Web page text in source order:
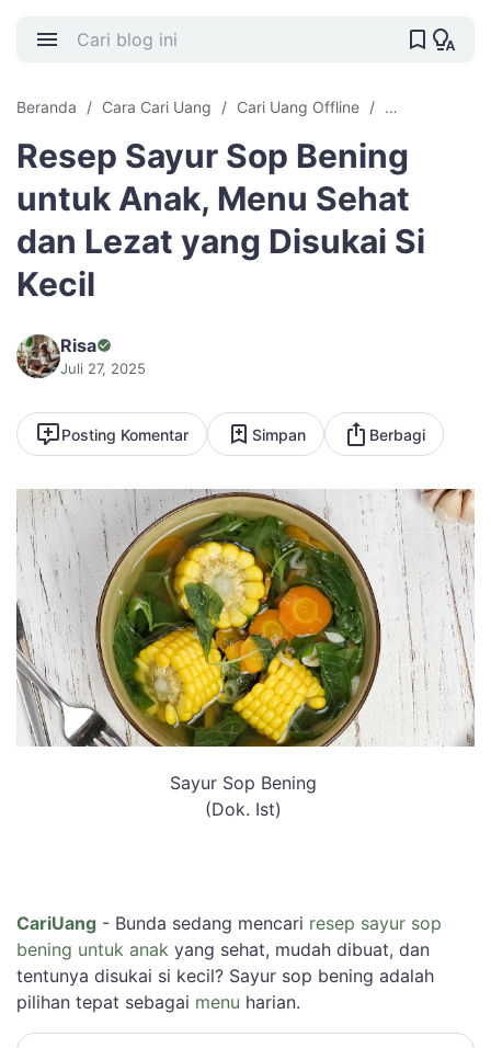
Beranda Cara Cari Uang Cari Uang Offline Resep Sayur
Resep Sayur Sop Bening
untuk Anak, Menu Sehat
dan Lezat yang Disukai Si
Kecil
Risa
Juli 27, 2025
Posting Komentar Simpan Berbagi
Sayur Sop Bening
(Dok. Ist)
CariUang - Bunda sedang mencari resep sayur sop
bening untuk anak yang sehat, mudah dibuat, dan
tentunya disukai si kecil? Sayur sop bening adalah
pilihan tepat sebagai menu harian.